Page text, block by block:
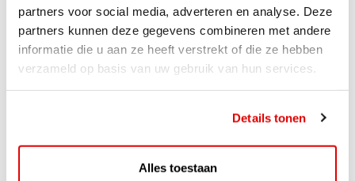
partners voor social media, adverteren en analyse. Deze
partners kunnen deze gegevens combineren met andere
informatie die u aan ze heeft verstrekt of die ze hebben
verzameld op basis van uw gebruik van hun services.
Details tonen
Alles toestaan